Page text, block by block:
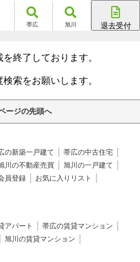
帯広 旭川 退去受付
終了しております。
索をお願いします。
ージの先頭へ
の新築一戸建て
帯広の中古住宅
川の不動産売買
旭川の一戸建て
員登録
お気に入りリスト
アパート
帯広の賃貸マンション
旭川の賃貸マンション